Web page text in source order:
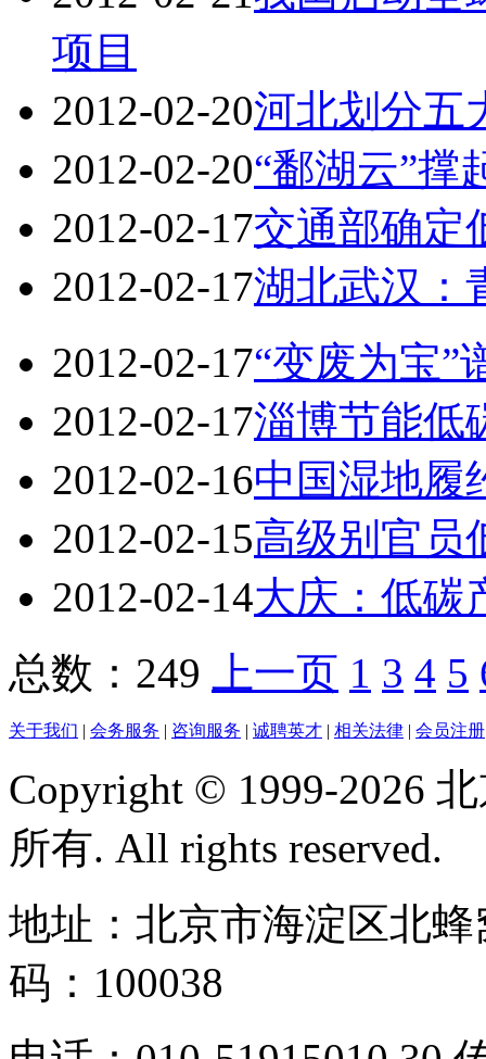
项目
2012-02-20河北划分五
2012-02-20“鄱湖云”撑
2012-02-17交通部确定
2012-02-17湖北武汉：
2012-02-17“变废为宝”
2012-02-17淄博节能低
2012-02-16中国湿地履
2012-02-15高级别官员
2012-02-14大庆：低碳
总数：249
上一页 1 3 4 5
关于我们 | 会务服务 | 咨询服务 | 诚聘英才 | 相关法律 | 会员注册
Copyright © 1999-2026
所有. All rights reserved.
地址：北京市海淀区北
码：100038